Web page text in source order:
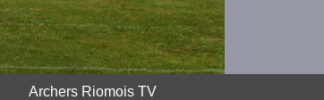
Archers Riomois TV